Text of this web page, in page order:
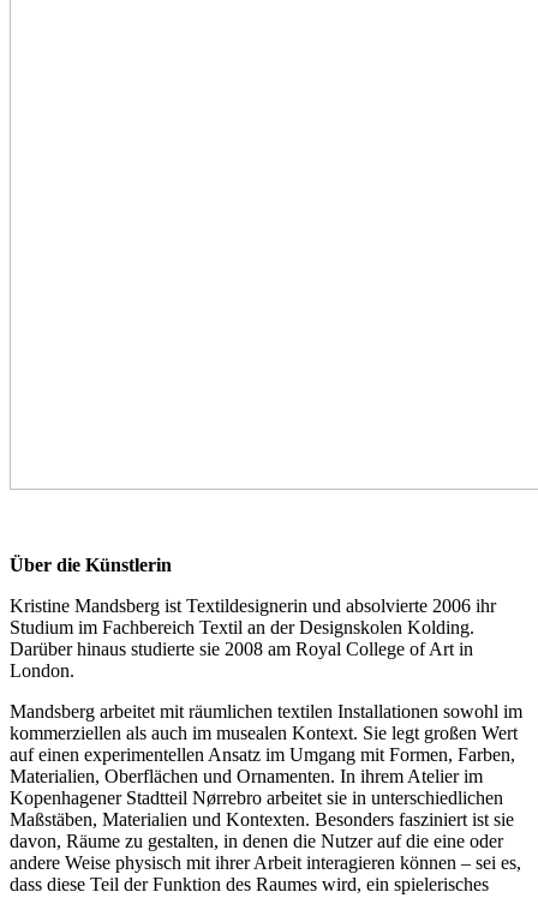
Über die Künstlerin
Kristine Mandsberg ist Textildesignerin und absolvierte 2006 ihr
Studium im Fachbereich Textil an der Designskolen Kolding.
Darüber hinaus studierte sie 2008 am Royal College of Art in
London.
Mandsberg arbeitet mit räumlichen textilen Installationen sowohl im
kommerziellen als auch im musealen Kontext. Sie legt großen Wert
auf einen experimentellen Ansatz im Umgang mit Formen, Farben,
Materialien, Oberflächen und Ornamenten. In ihrem Atelier im
Kopenhagener Stadtteil Nørrebro arbeitet sie in unterschiedlichen
Maßstäben, Materialien und Kontexten. Besonders fasziniert ist sie
davon, Räume zu gestalten, in denen die Nutzer auf die eine oder
andere Weise physisch mit ihrer Arbeit interagieren können – sei es,
dass diese Teil der Funktion des Raumes wird, ein spielerisches